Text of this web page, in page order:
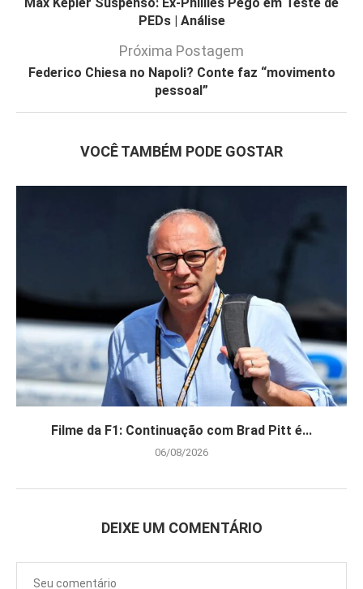
PEDs | Análise
Próxima Postagem
Federico Chiesa no Napoli? Conte faz “movimento
pessoal”
VOCÊ TAMBÉM PODE GOSTAR
Filme da F1: Continuação com Brad Pitt é...
06/08/2026
DEIXE UM COMENTÁRIO